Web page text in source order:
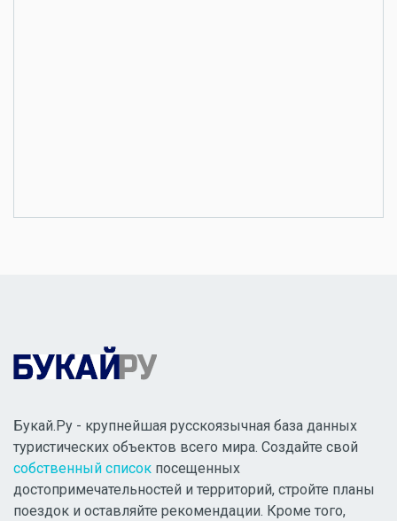
Букай.Ру - крупнейшая русскоязычная база данных
туристических объектов всего мира. Создайте свой
собственный список посещенных
достопримечательностей и территорий, стройте планы
поездок и оставляйте рекомендации. Кроме того,